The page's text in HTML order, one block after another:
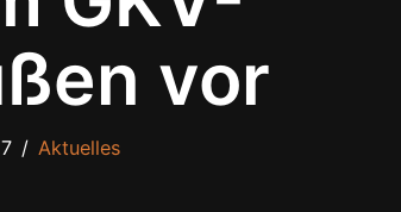
vor
Aktuelles